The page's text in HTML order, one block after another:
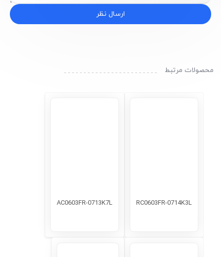
ارسال نظر
محصولات مرتبط
RC0603FR-0714K3L
AC0603FR-0713K7L